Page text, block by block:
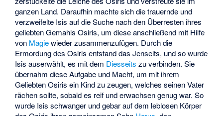
ganzen Land. Daraufhin machte sich die trauernde und
verzweifelte Isis auf die Suche nach den Überresten ihres
geliebten Gemahls Osiris, um diese anschließend mit Hilfe
von Magiewieder zusammenzufügen. Durch die
Ermordung des Osiris entstand das Jenseits, und so wurde
Isis auserwählt, es mit dem Diesseits zu verbinden. Sie
übernahm diese Aufgabe und Macht, um mit ihrem
Geliebten Osiris ein Kind zu zeugen, welches seinen Vater
rächen sollte, sobald es reif und erwachsen genug war. So
wurde Isis schwanger und gebar auf dem leblosen Körper